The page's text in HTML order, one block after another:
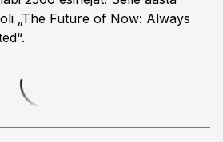
„The Future of Now: Always